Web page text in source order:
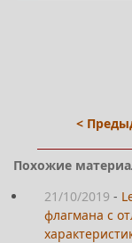
<
Похожие
21/10/2019 -
флагмана с